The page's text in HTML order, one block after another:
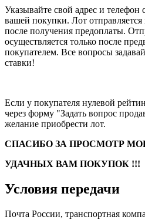
Указывайте свой адрес и телефон
вашей покупки. Лот отправляется
после получения предоплаты.
осуществляется только после
покупателем. Все вопросы
ставки!
Если у покупателя нулевой
через форму "Задать вопрос
желание приобрести лот.
СПАСИБО ЗА ПРОСМОТР
УДАЧНЫХ ВАМ ПОКУПОК !!!
Условия передачи
Почта России, транспортная